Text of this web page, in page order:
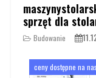
sprzęt dla
Budowanie
ceny dostępne na